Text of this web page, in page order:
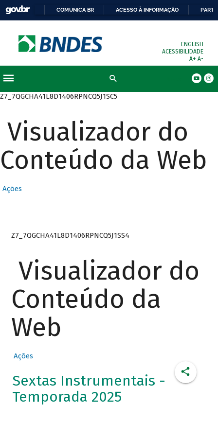
COMUNICA BR ACESSO À INFORMAÇÃO
ENGLISH
ACESSIBILIDADE
A+ A-
Z7_7QGCHA41L8D1406RPNCQ5J1SC5
Visualizador do
Conteúdo da Web
Ações
Z7_7QGCHA41L8D1406RPNCQ5J1SS4
Visualizador do
Conteúdo da
Web
Ações
Sextas Instrumentais -
Temporada 2025